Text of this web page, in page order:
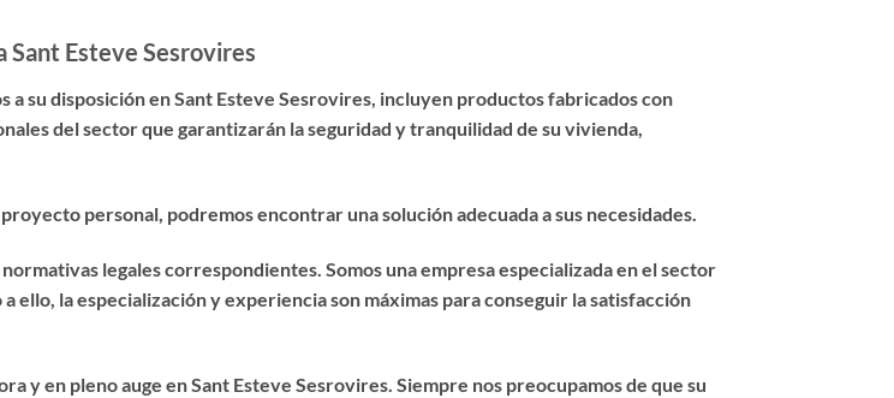
Sant Esteve Sesrovires
a su disposición en Sant Esteve Sesrovires, incluyen productos fabricados con
del sector que garantizarán la seguridad y tranquilidad de su vivienda,
personal, podremos encontrar una solución adecuada a sus necesidades.
legales correspondientes. Somos una empresa especializada en el sector
ello, la especialización y experiencia son máximas para conseguir la satisfacción
y en pleno auge en Sant Esteve Sesrovires. Siempre nos preocupamos de que su